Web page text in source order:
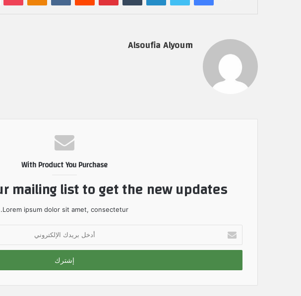
Alsoufia Alyoum
With Product You Purchase
mailing list to get the new updates!
Lorem ipsum dolor sit amet, consectetur.
خ
ب